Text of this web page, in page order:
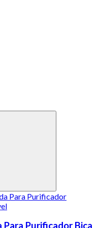
Para Purificador Bica